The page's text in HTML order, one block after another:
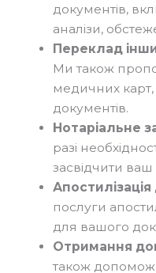
документів,
аналізи,
Переклад
Ми також
медичних карт,
документів.
Нотаріальне
разі
засвідчити
послуги
для вашого
Отримання
також